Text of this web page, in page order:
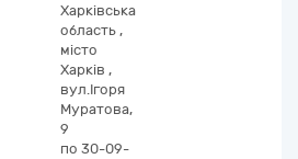
Харківська
область ,
місто
Харків ,
вул.Ігоря
Муратова,
9
по 30-09-